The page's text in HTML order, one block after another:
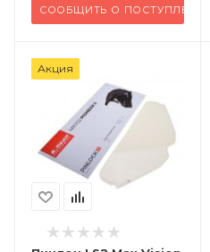
СООБЩИТЬ О ПОСТУПЛЕНИИ
Акция